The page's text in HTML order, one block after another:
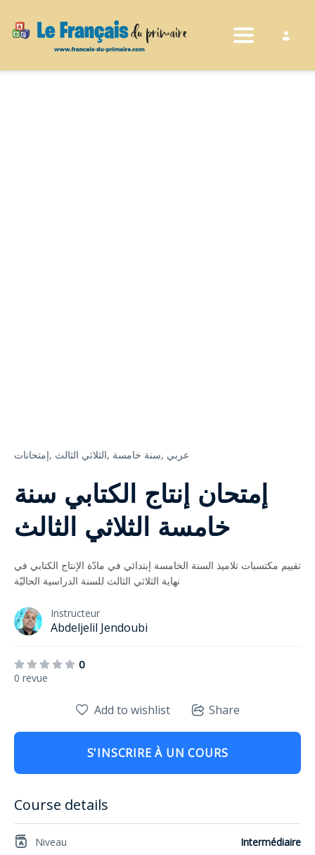
Toggle
إمتحانات, الثلاثي الثالث, سنة خامسة, عربي
إمتحان إنتاج الكتابي سنة
خامسة الثلاثي الثالث
تقييم مكتسبات تلاميذ السنة الخامسة إبتدائي في مادّة الإنتاج الكتابي في
نهاية الثلاثي الثالث للسنة الدراسية الحاليّة
Instructeur
Abdeljelil Jendoubi
0
0 revue
Add to wishlist Share
S'INSCRIRE À UN COURS
Course details
Niveau Intermédiaire